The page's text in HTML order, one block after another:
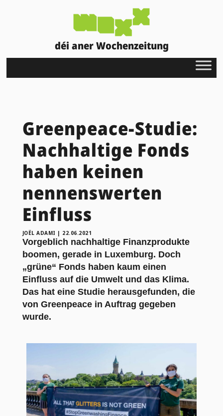
déi aner Wochenzeitung
Greenpeace-Studie:
Nachhaltige Fonds
haben keinen
nennenswerten
Einfluss
JOËL ADAMI | 22.06.2021
Vorgeblich nachhaltige Finanzprodukte
boomen, gerade in Luxemburg. Doch
„grüne“ Fonds haben kaum einen
Einfluss auf die Umwelt und das Klima.
Das hat eine Studie herausgefunden, die
von Greenpeace in Auftrag gegeben
wurde.